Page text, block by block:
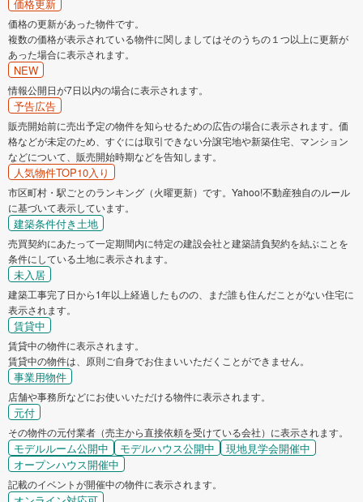
価格更新
価格の更新があった物件です。
複数の価格が表示されている物件に関しましてはそのうちの１つ以上に更新が
あった場合に表示されます。
NEW
情報公開日が7日以内の場合に表示されます。
予告広告
販売開始前に売出予定の物件を知らせるための広告の場合に表示されます。価
格などが未定のため、すぐには取引できない分譲宅地や新築住宅、マンション
などについて、販売開始時期などを告知します。
人気物件TOP10入り
市区町村・駅ごとのランキング（火曜更新）です。Yahoo!不動産独自のルール
に基づいて表示しています。
建築条件付き土地
売買契約にあたって一定期間内に特定の建設会社と建築請負契約を結ぶことを
条件にしている土地に表示されます。
未入居
建築工事完了日から1年以上経過したものの、まだ誰も住んだことがない住宅に
表示されます。
賃貸中
賃貸中の物件に表示されます。
賃貸中の物件は、原則ご自身でお住まいいただくことができません。
事業用物件
店舗や事務所などにお使いいただける物件に表示されます。
元付
その物件の元付業者（売主から直接依頼を受けている会社）に表示されます。
モデルルーム公開中 モデルハウス公開中
現地見学会開催中
オープンハウス開催中
記載のイベントが開催中の物件に表示されます。